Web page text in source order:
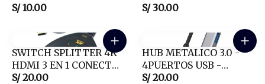
HOCHI
S/ 10.00
M: HOCHI
S/ 30.00
SWITCH SPLITTER 4K
HDMI 3 EN 1 CONECTE
03 DISPOSITIVOS Y 01
S/ 20.00
HUB METALICO 3.0 -
4PUERTOS USB -
HOCHI
S/ 20.00